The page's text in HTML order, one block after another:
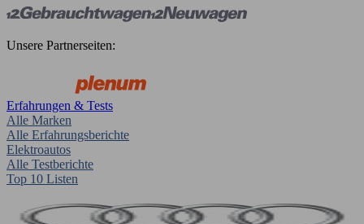
Unsere Partnerseiten:
Erfahrungen & Tests
Alle Marken
Alle Erfahrungsberichte
Elektroautos
Alle Testberichte
Top 10 Listen